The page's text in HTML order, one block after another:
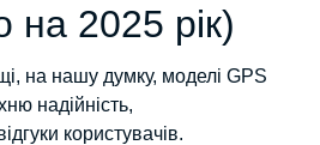
на 2025 рік)
на нашу думку, моделі GPS
надійність,
користувачів.